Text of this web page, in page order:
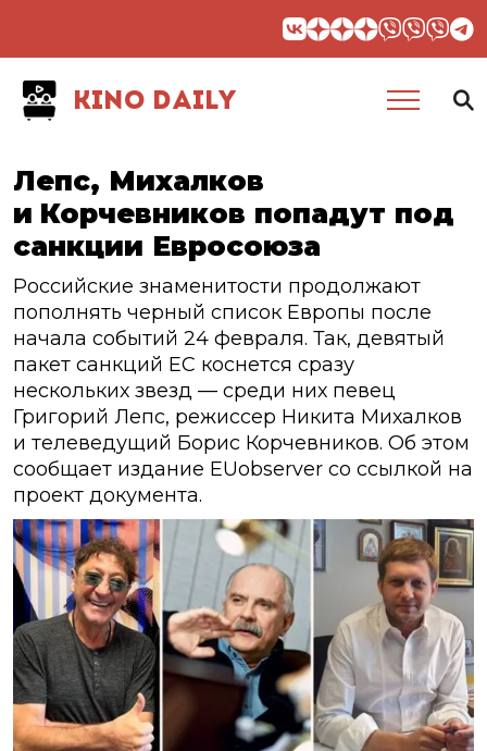
KINO DAILY
Лепс, Михалков
и Корчевников попадут под
санкции Евросоюза
Российские знаменитости продолжают
пополнять черный список Европы после
начала событий 24 февраля. Так, девятый
пакет санкций ЕС коснется сразу
нескольких звезд — среди них певец
Григорий Лепс, режиссер Никита Михалков
и телеведущий Борис Корчевников. Об этом
сообщает издание EUobserver со ссылкой на
проект документа.